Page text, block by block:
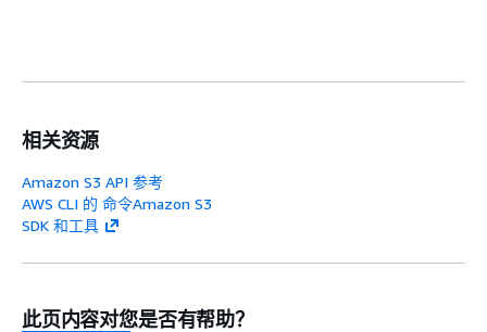
相关资源
Amazon S3 API 参考
AWS CLI 的 命令Amazon S3
SDK 和工具
此页内容对您是否有帮助？